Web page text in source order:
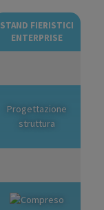
STAND FIERISTICI
ENTERPRISE
Progettazione
struttura